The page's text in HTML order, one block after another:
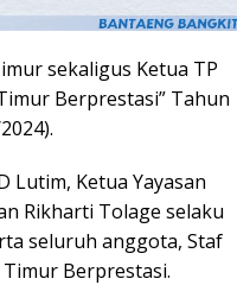
sekaligus Ketua TP
Berprestasi” Tahun
Lutim, Ketua Yayasan
Rikharti Tolage selaku
seluruh anggota, Staf
Berprestasi.